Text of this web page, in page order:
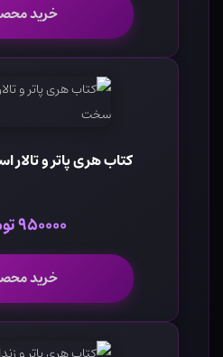
خرید
کتاب هری پاتر و
۹۵۰۰۰۰ تومان
خرید